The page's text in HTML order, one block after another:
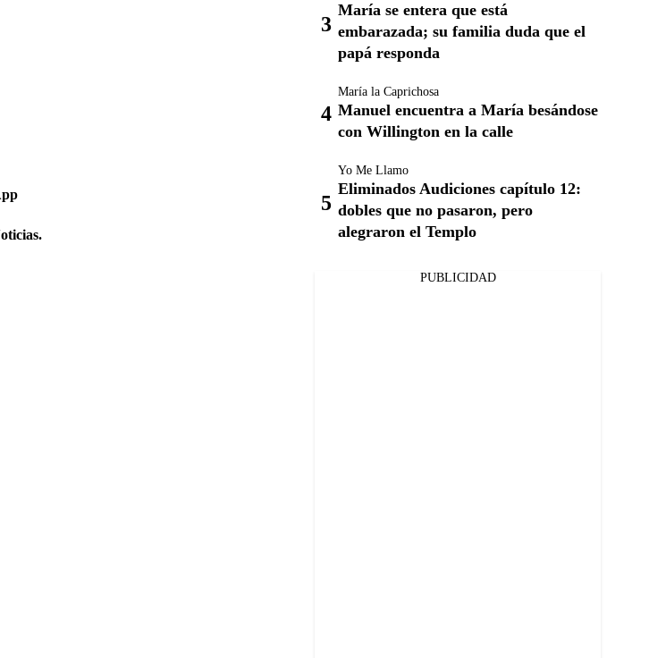
María se entera que está
embarazada; su familia duda que el
papá responda
María la Caprichosa
Manuel encuentra a María besándose
con Willington en la calle
Yo Me Llamo
Eliminados Audiciones capítulo 12:
dobles que no pasaron, pero
alegraron el Templo
PUBLICIDAD